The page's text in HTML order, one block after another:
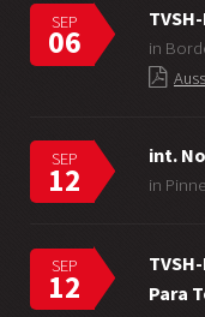
SEP
06
in
SEP
12
int.
in
SEP
12
Para